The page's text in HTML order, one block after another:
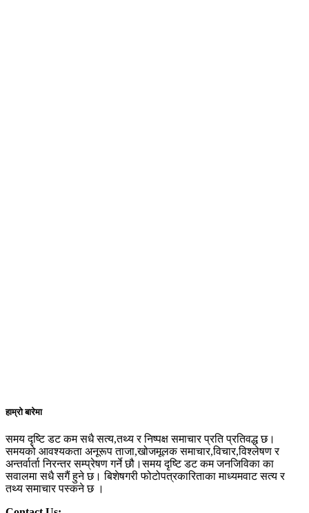
हाम्रो बारेमा
समय दृष्टि डट कम सधै सत्य,तथ्य र निष्पक्ष समाचार प्रति प्रतिवद्ध छ।
समयको आवश्यकता अनूरूप ताजा,खोजमूलक समाचार,विचार,विश्लेषण र
अन्तर्वार्ता निरन्तर सम्प्रेषण गर्ने छौ।समय दृष्टि डट कम जनजिविका का
सवालमा सधै सगैं हुने छ। बिशेषगरी फोटोपत्रकारिताका माध्यमवाट सत्य र
तथ्य समाचार पस्कने छ ।